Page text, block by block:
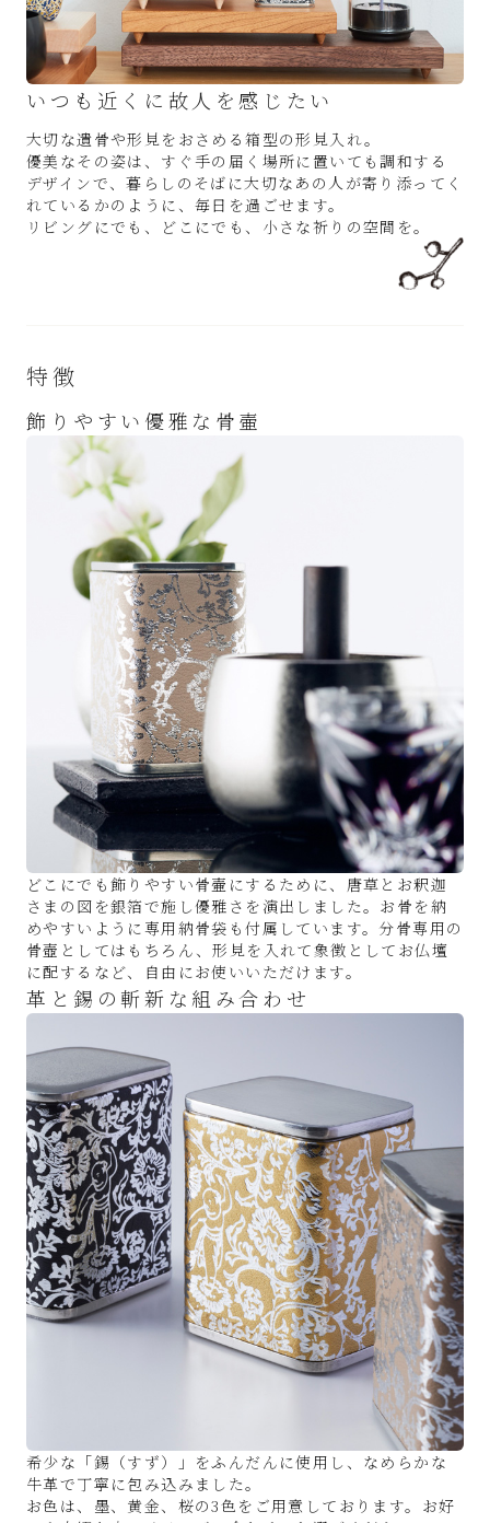
いつも近くに故人を感じたい
大切な遺骨や形見をおさめる箱型の形見入れ。
優美なその姿は、すぐ手の届く場所に置いても調和する
デザインで、暮らしのそばに大切なあの人が寄り添ってく
れているかのように、毎日を過ごせます。
リビングにでも、どこにでも、小さな祈りの空間を。
特徴
飾りやすい優雅な骨壷
どこにでも飾りやすい骨壷にするために、唐草とお釈迦
さまの図を銀箔で施し優雅さを演出しました。お骨を納
めやすいように専用納骨袋も付属しています。分骨専用の
骨壺としてはもちろん、形見を入れて象徴としてお仏壇
に配するなど、自由にお使いいただけます。
革と錫の斬新な組み合わせ
希少な「錫（すず）」をふんだんに使用し、なめらかな
牛革で丁寧に包み込みました。
お色は、墨、黄金、桜の3色をご用意しております。お好